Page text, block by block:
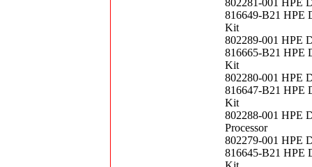
802281-001 HPE
816649-B21 HPE
Kit
802289-001 HPE
816665-B21 HPE
Kit
802280-001 HPE
816647-B21 HPE
Kit
802288-001 HPE
Processor
802279-001 HPE
816645-B21 HPE